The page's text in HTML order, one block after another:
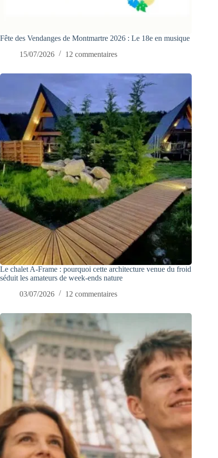
Fête des Vendanges de Montmartre 2026 : Le 18e en musique
15/07/2026
12 commentaires
Le chalet A-Frame : pourquoi cette architecture venue du froid
séduit les amateurs de week-ends nature
03/07/2026
12 commentaires